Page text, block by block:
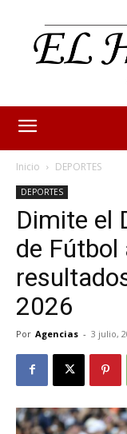
Inicio DEPORTES
DEPORTES
Dimite el
de Fútbol
2026
Por Agencias - 3 julio,